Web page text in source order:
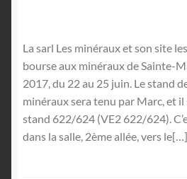
La sarl Les minéraux et son site
bourse aux minéraux de Sainte-
2017, du 22 au 25 juin. Le stand
minéraux sera tenu par Marc, et il
stand 622/624 (VE2 622/624).
dans la salle, 2ème allée, vers le[…]